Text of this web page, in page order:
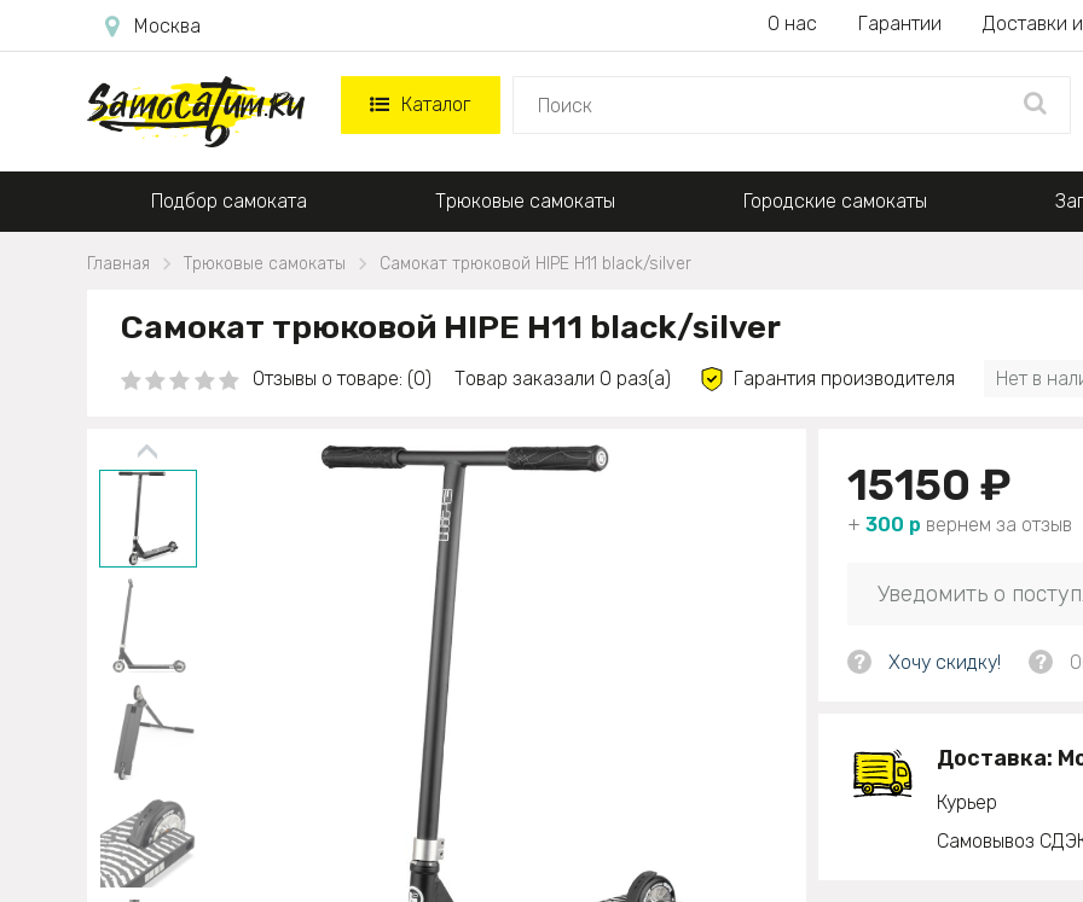
Москва О нас Гарантии Доставки
Каталог
Подбор самоката Трюковые самокаты Городские самокаты
Главная Трюковые самокаты Самокат трюковой HIPE H11 black/silver
Самокат трюковой HIPE H11 black/silver
Отзывы о товаре: (0) Товар заказали 0 раз(а) Гарантия производителя Нет в
15150 ₽
+ 300 р вернем за отзыв
Уведомить о
? Хочу скидку! ?
Доставка:
Курьер
Самовывоз